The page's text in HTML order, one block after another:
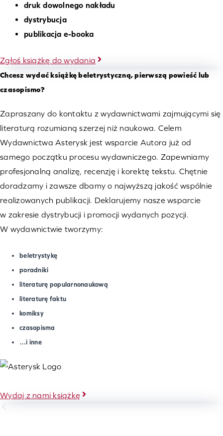
druk dowolnego nakładu
dystrybucja
publikacja e-booka
Zgłoś książkę do wydania
Chcesz wydać książkę beletrystyczną, pierwszą powieść lub
czasopismo?
Zapraszany do kontaktu z wydawnictwami zajmującymi się
literaturą rozumianą szerzej niż naukowa. Celem
Wydawnictwa Asterysk jest wsparcie Autora już od
samego początku procesu wydawniczego. Zapewniamy
profesjonalną analizę, recenzję i korektę tekstu. Chętnie
doradzamy i zawsze dbamy o najwyższą jakość wspólnie
realizowanych publikacji. Deklarujemy nasze wsparcie
w zakresie dystrybucji i promocji wydanych pozycji.
W wydawnictwie tworzymy:
beletrystykę
poradniki
literaturę popularnonaukową
literaturę faktu
komiksy
czasopisma
…i inne
Wydaj z nami książkę